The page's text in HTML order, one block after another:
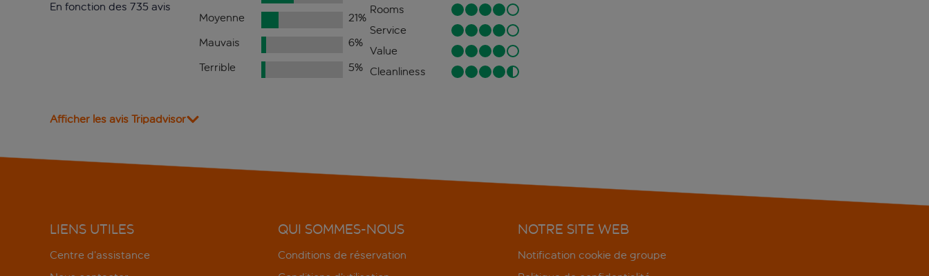
En fonction des 735 avis
Moyenne
21%
Mauvais
6%
Terrible
5%
Rooms
Service
Value
Cleanliness
Afficher les avis Tripadvisor
LIENS UTILES
Centre d’assistance
QUI SOMMES-NOUS
Conditions de réservation
NOTRE SITE WEB
Notification cookie de groupe